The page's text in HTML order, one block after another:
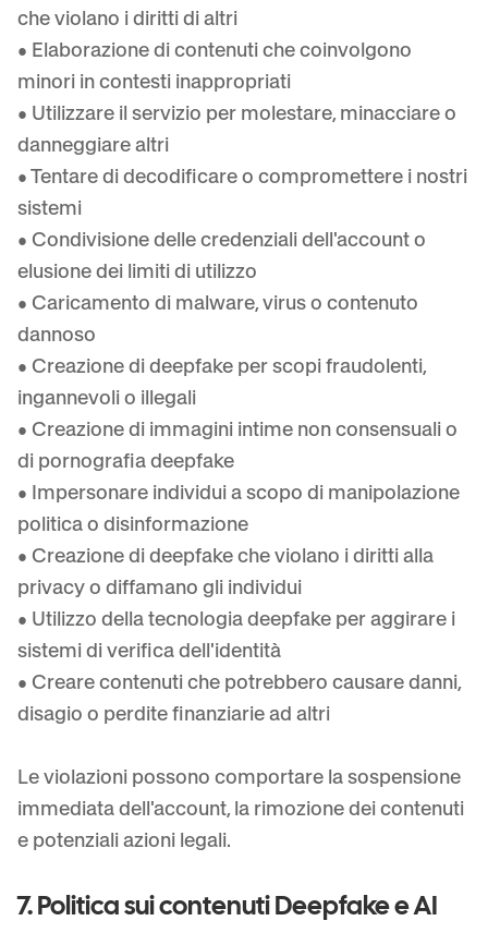
che violano i diritti di altri
• Elaborazione di contenuti che coinvolgono
minori in contesti inappropriati
• Utilizzare il servizio per molestare, minacciare o
danneggiare altri
• Tentare di decodificare o compromettere i nostri
sistemi
• Condivisione delle credenziali dell'account o
elusione dei limiti di utilizzo
• Caricamento di malware, virus o contenuto
dannoso
• Creazione di deepfake per scopi fraudolenti,
ingannevoli o illegali
• Creazione di immagini intime non consensuali o
di pornografia deepfake
• Impersonare individui a scopo di manipolazione
politica o disinformazione
• Creazione di deepfake che violano i diritti alla
privacy o diffamano gli individui
• Utilizzo della tecnologia deepfake per aggirare i
sistemi di verifica dell'identità
• Creare contenuti che potrebbero causare danni,
disagio o perdite finanziarie ad altri
Le violazioni possono comportare la sospensione
immediata dell'account, la rimozione dei contenuti
e potenziali azioni legali.
7. Politica sui contenuti Deepfake e AI